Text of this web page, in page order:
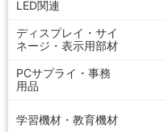
LED関連
ディスプレイ・サイ
ネージ・表示用部材
PCサプライ・事務
用品
学習機材・教育機材